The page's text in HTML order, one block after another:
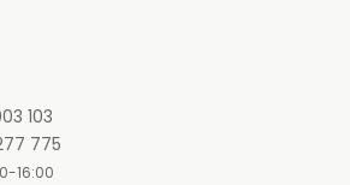
103
775
16:00